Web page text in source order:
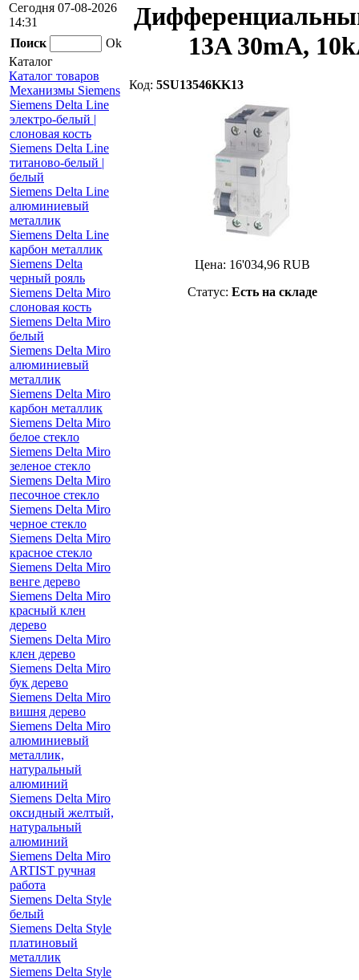
Сегодня 07-08-2026
14:31
Поиск
Ok
Каталог
Каталог товаров
Механизмы Siemens
Siemens Delta Line
электро-белый |
слоновая кость
Siemens Delta Line
титаново-белый |
белый
Siemens Delta Line
алюминиевый
металлик
Siemens Delta Line
карбон металлик
Siemens Delta
черный рояль
Siemens Delta Miro
слоновая кость
Siemens Delta Miro
белый
Siemens Delta Miro
алюминиевый
металлик
Siemens Delta Miro
карбон металлик
Siemens Delta Miro
белое стекло
Siemens Delta Miro
зеленое стекло
Siemens Delta Miro
песочное стекло
Siemens Delta Miro
черное стекло
Siemens Delta Miro
красное стекло
Siemens Delta Miro
венге дерево
Siemens Delta Miro
красный клен
дерево
Siemens Delta Miro
клен дерево
Siemens Delta Miro
бук дерево
Siemens Delta Miro
вишня дерево
Siemens Delta Miro
алюминиевый
металлик,
натуральный
алюминий
Siemens Delta Miro
оксидный желтый,
натуральный
алюминий
Siemens Delta Miro
ARTIST ручная
работа
Siemens Delta Style
белый
Siemens Delta Style
платиновый
металлик
Siemens Delta Style
13A 30mA,
Код: 5SU13546KK13
Цена: 16'034,96RUB
Статус: Есть на складе